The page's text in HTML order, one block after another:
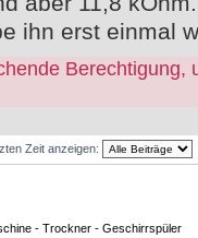
ihn erst einmal
Berechtigung,
Zeit anzeigen:
- Trockner - Geschirrspüler